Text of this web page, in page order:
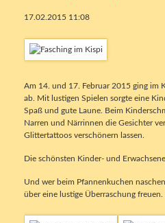
17.02.2015 11:08
Am 14. und 17. Februar 2015 ging im
ab. Mit lustigen Spielen sorgte eine
Spaß und gute Laune. Beim
Narren und Närrinnen die Gesichter
Glittertattoos verschönern lassen.
Die schönsten Kinder- und
Und wer beim Pfannenkuchen
über eine lustige Überraschung freuen.